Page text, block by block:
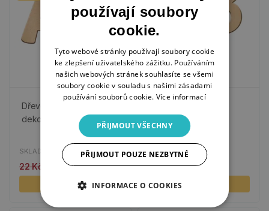
Dřevěná písmena k
dekoraci, 5 cm
SKLADEM
22 Kč 11 Kč
23 variant
dekoraci, 5 cm
SKLADEM
22 Kč 11 Kč
10 variant
používají soubory
cookie.
Tyto webové stránky používají soubory cookie
ke zlepšení uživatelského zážitku. Používáním
našich webových stránek souhlasíte se všemi
soubory cookie v souladu s našimi zásadami
používání souborů cookie. Více informací
PŘIJMOUT VŠECHNY
PŘIJMOUT POUZE NEZBYTNÉ
INFORMACE O COOKIES